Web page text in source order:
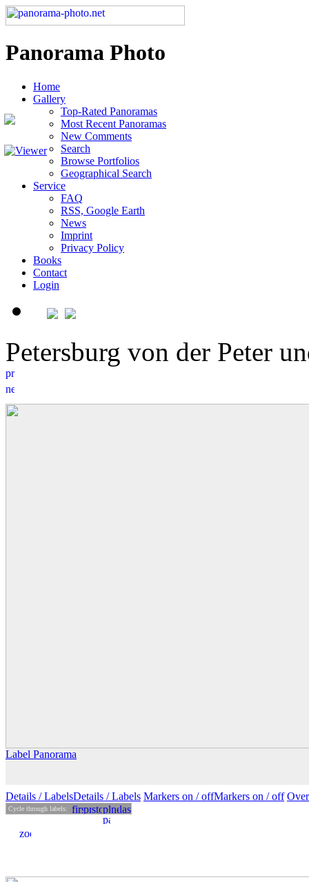
Panorama Photo
Home
Gallery
Top-Rated Panoramas
Most Recent Panoramas
New Comments
Search
Browse Portfolios
Geographical Search
Service
FAQ
RSS, Google Earth
News
Imprint
Privacy Policy
Books
Contact
Login
Petersburg von der Peter
Label Panorama
Details / LabelsDetails /Labels Markers on /offMarkers on / off
Cycle through labels: